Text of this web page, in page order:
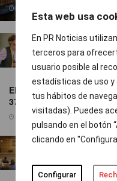
Esta web usa
En PR Noticias
terceros para
usuario posible al
estadísticas de uso y
tus hábitos de
visitadas). Puedes
pulsando en el botón
clicando en
Configurar
06/08/2026
‘¡Salta!’ le
celebrity’
06/08/2026
El verano pone a prueba
37.000 vuelos al día
La
06/08/2026